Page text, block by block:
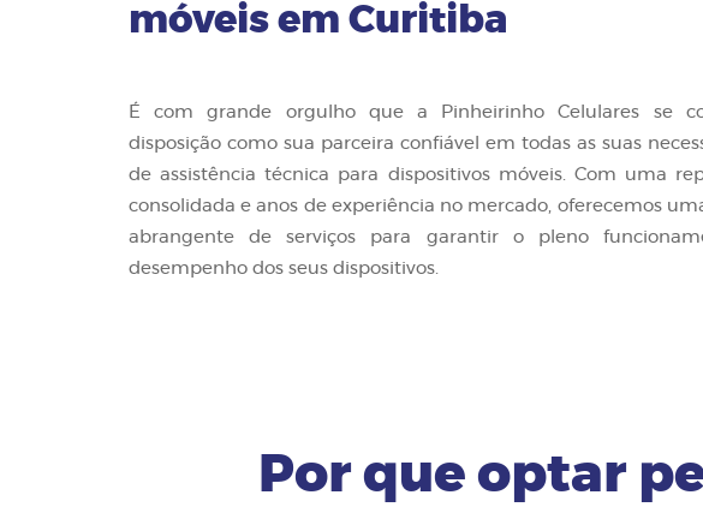
móveis em Curitiba
É com grande orgulho que a Pinheirinho Celulares se
disposição como sua parceira confiável em todas as suas
de assistência técnica para dispositivos móveis. Com uma
consolidada e anos de experiência no mercado, oferecemos
abrangente de serviços para garantir o pleno
desempenho dos seus dispositivos.
Por que optar